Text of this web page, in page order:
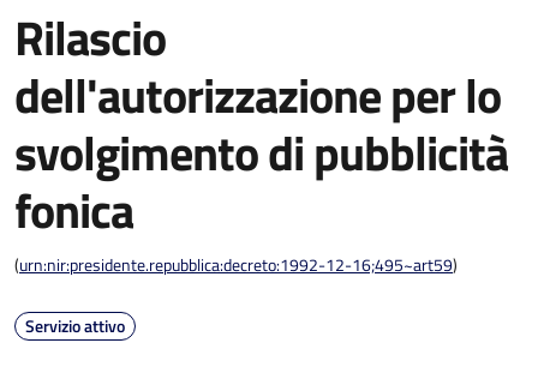
Rilascio
dell'autorizzazione per lo
svolgimento di pubblicità
fonica
(urn:nir:presidente.repubblica:decreto:1992-12-16;495~art59)
Servizio attivo